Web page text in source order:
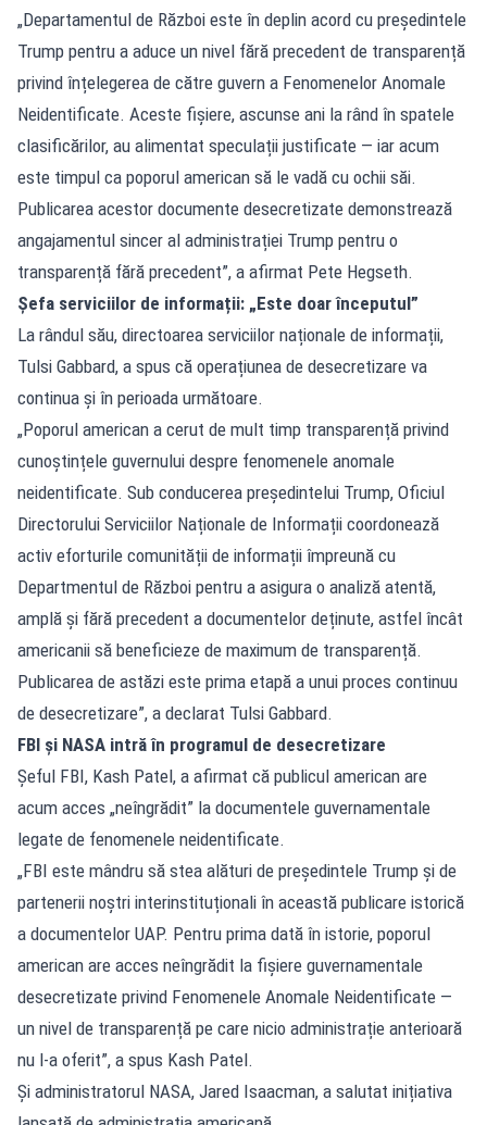
„Departamentul de Război este în deplin acord cu președintele
Trump pentru a aduce un nivel fără precedent de transparență
privind înțelegerea de către guvern a Fenomenelor Anomale
Neidentificate. Aceste fișiere, ascunse ani la rând în spatele
clasificărilor, au alimentat speculații justificate — iar acum
este timpul ca poporul american să le vadă cu ochii săi.
Publicarea acestor documente desecretizate demonstrează
angajamentul sincer al administrației Trump pentru o
transparență fără precedent”, a afirmat Pete Hegseth.
Șefa serviciilor de informații: „Este doar începutul”
La rândul său, directoarea serviciilor naționale de informații,
Tulsi Gabbard, a spus că operațiunea de desecretizare va
continua și în perioada următoare.
„Poporul american a cerut de mult timp transparență privind
cunoștințele guvernului despre fenomenele anomale
neidentificate. Sub conducerea președintelui Trump, Oficiul
Directorului Serviciilor Naționale de Informații coordonează
activ eforturile comunității de informații împreună cu
Departmentul de Război pentru a asigura o analiză atentă,
amplă și fără precedent a documentelor deținute, astfel încât
americanii să beneficieze de maximum de transparență.
Publicarea de astăzi este prima etapă a unui proces continuu
de desecretizare”, a declarat Tulsi Gabbard.
FBI și NASA intră în programul de desecretizare
Șeful FBI, Kash Patel, a afirmat că publicul american are
acum acces „neîngrădit” la documentele guvernamentale
legate de fenomenele neidentificate.
„FBI este mândru să stea alături de președintele Trump și de
partenerii noștri interinstituționali în această publicare istorică
a documentelor UAP. Pentru prima dată în istorie, poporul
american are acces neîngrădit la fișiere guvernamentale
desecretizate privind Fenomenele Anomale Neidentificate —
un nivel de transparență pe care nicio administrație anterioară
nu l-a oferit”, a spus Kash Patel.
Și administratorul NASA, Jared Isaacman, a salutat inițiativa